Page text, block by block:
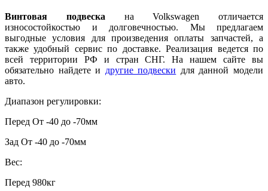
Винтовая подвеска на Volkswagen отличается
износостойкостью и долговечностью. Мы предлагаем
выгодные условия для произведения оплаты запчастей, а
также удобный сервис по доставке. Реализация ведется по
всей территории РФ и стран СНГ. На нашем сайте вы
обязательно найдете и другие подвески для данной модели
авто.
Диапазон регулировки:
Перед От -40 до -70мм
Зад От -40 до -70мм
Вес:
Перед 980кг